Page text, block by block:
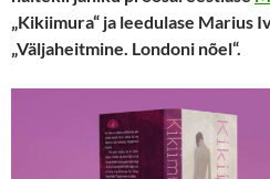
„Kikiimura“ ja leedulase Marius
„Väljaheitmine. Londoni nõel“.